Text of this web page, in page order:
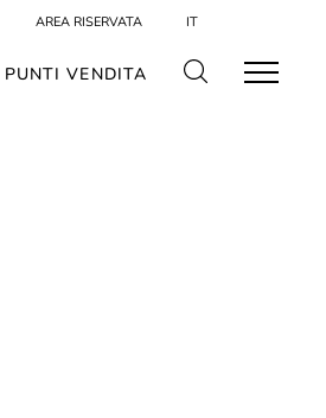
AREA RISERVATA IT
PUNTI VENDITA